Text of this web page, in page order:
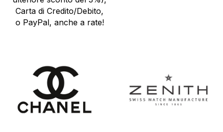
Carta di Credito/Debito,
o PayPal, anche a rate!